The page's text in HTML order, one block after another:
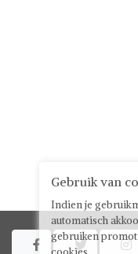
  
Gebruik van
Indien je
automatisch
gebruiken